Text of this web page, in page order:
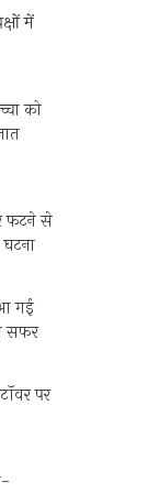
में
को
फटने से
गई
सफर
पर